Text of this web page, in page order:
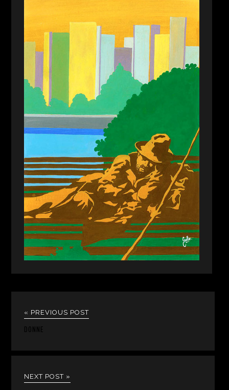
« PREVIOUS POST
DONNE
NEXT POST »